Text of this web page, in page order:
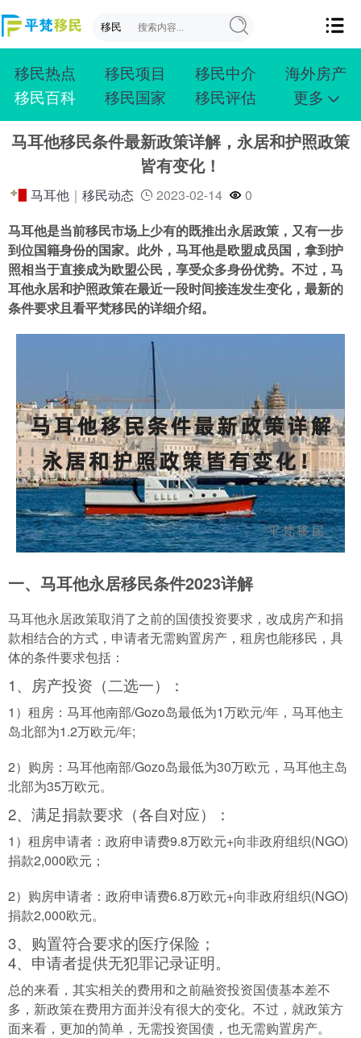
移民热点 移民项目 移民中介
海外房产
移民百科
移民国家 移民评估
更多
成功案例
投资移民 创业移民
购房移民
护照移民
技术移民 雇主移民
移民学院
马耳他移民条件最新政策详解，永居和护照政策
皆有变化！
马耳他 ｜ 移民动态 2023-02-14
0
马耳他是当前移民市场上少有的既推出永居政策，又有一步
到位国籍身份的国家。此外，马耳他是欧盟成员国，拿到护
照相当于直接成为欧盟公民，享受众多身份优势。不过，马
耳他永居和护照政策在最近一段时间接连发生变化，最新的
条件要求且看平梵移民的详细介绍。
一、马耳他永居移民条件2023详解
马耳他永居政策取消了之前的国债投资要求，改成房产和捐
款相结合的方式，申请者无需购置房产，租房也能移民，具
体的条件要求包括：
1、房产投资（二选一）：
1）租房：马耳他南部/Gozo岛最低为1万欧元/年，马耳他主
岛北部为1.2万欧元/年;
2）购房：马耳他南部/Gozo岛最低为30万欧元，马耳他主岛
北部为35万欧元。
2、满足捐款要求（各自对应）：
1）租房申请者：政府申请费9.8万欧元+向非政府组织(NGO)
捐款2,000欧元；
2）购房申请者：政府申请费6.8万欧元+向非政府组织(NGO)
捐款2,000欧元。
3、购置符合要求的医疗保险；
4、申请者提供无犯罪记录证明。
总的来看，其实相关的费用和之前融资投资国债基本差不
多，新政策在费用方面并没有很大的变化。不过，就政策方
面来看，更加的简单，无需投资国债，也无需购置房产。